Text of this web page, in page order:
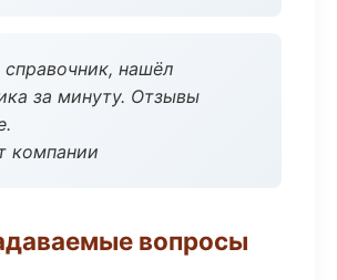
нашёл
за минуту. Отзывы
компании
вопросы